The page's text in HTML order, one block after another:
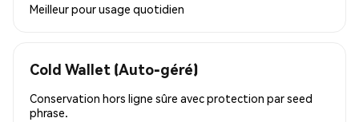
Meilleur pourusage quotidien
Cold Wallet (Auto-géré)
Conservation hors ligne sûre avec protection par seed
phrase.